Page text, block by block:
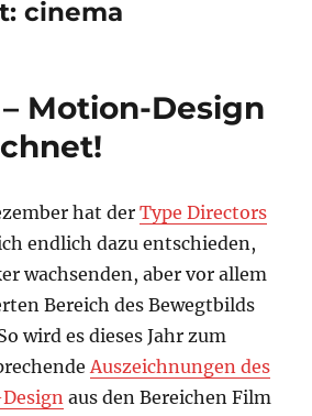
cinema
Motion-Design
hat derType Directors
endlich dazu entschieden,
wachsenden, aber vor allem
Bereich des Bewegtbilds
wird es dieses Jahr zum
Auszeichnungen des
aus den Bereichen Film